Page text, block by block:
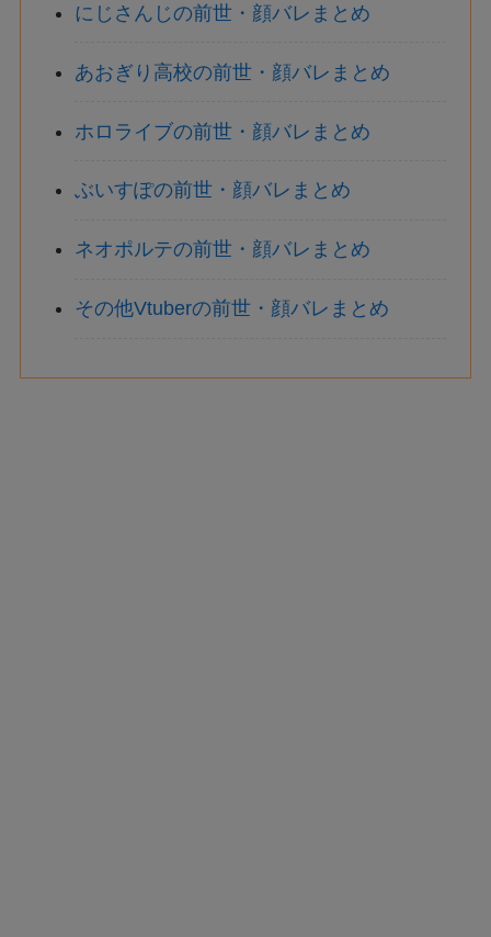
にじさんじの前世・顔バレまとめ
あおぎり高校の前世・顔バレまとめ
ホロライブの前世・顔バレまとめ
ぶいすぽの前世・顔バレまとめ
ネオポルテの前世・顔バレまとめ
その他Vtuberの前世・顔バレまとめ